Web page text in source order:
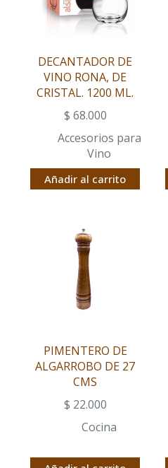
DECANTADOR DE
VINO RONA, DE
CRISTAL. 1200 ML.
$ 68.000
Accesorios para
Vino
Añadir al carrito
PIMENTERO DE
ALGARROBO DE 27
CMS
$ 22.000
Cocina